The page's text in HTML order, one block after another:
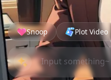
Snoop Plot Video